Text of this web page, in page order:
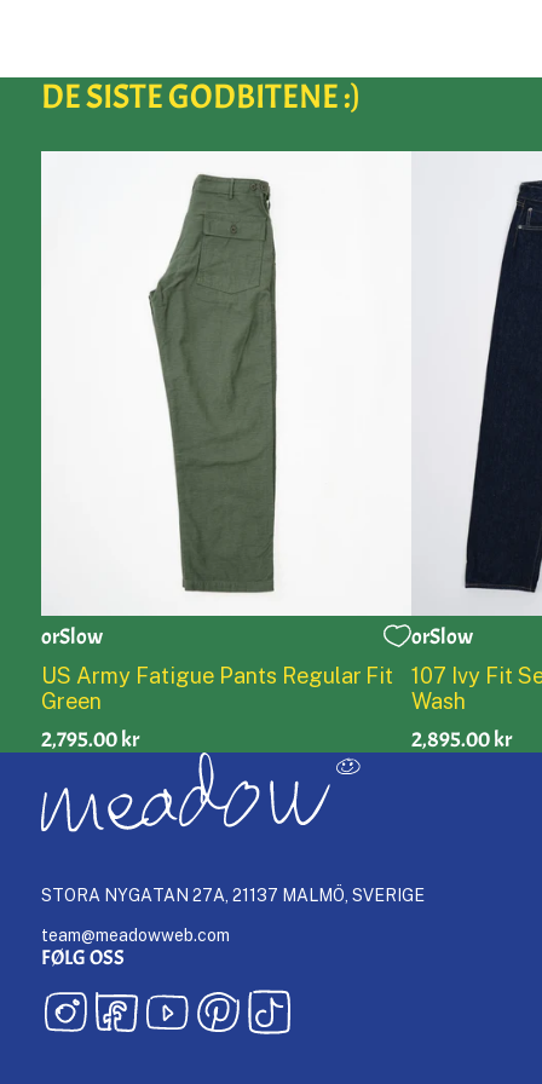
DE SISTE GODBITENE :)
0
orSlow
US Army Fatigue Pants Regular Fit
Green
2,795.00 kr
0
orSlow
107 Ivy Fit
Wash
2,895.00 kr
STORA NYGATAN 27A, 21137 MALMÖ, SVERIGE
team@meadowweb.com
FØLG OSS